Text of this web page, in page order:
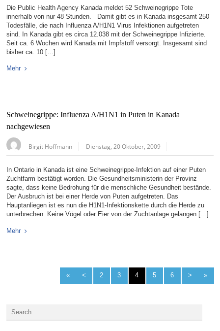
Die Public Health Agency Kanada meldet 52 Schweinegrippe Tote
innerhalb von nur 48 Stunden. Damit gibt es in Kanada insgesamt 250
Todesfälle, die nach Influenza A/H1N1 Virus Infektionen aufgetreten
sind. In Kanada gibt es circa 12.038 mit der Schweinegrippe Infizierte.
Seit ca. 6 Wochen wird Kanada mit Impfstoff versorgt. Insgesamt sind
bisher ca. 10 […]
Mehr
Schweinegrippe: Influenza A/H1N1 in Puten in Kanada
nachgewiesen
Birgit Hoffmann Dienstag, 20 Oktober, 2009
In Ontario in Kanada ist eine Schweinegrippe-Infektion auf einer Puten
Zuchtfarm bestätigt worden. Die Gesundheitsministerin der Provinz
sagte, dass keine Bedrohung für die menschliche Gesundheit bestände.
Der Ausbruch ist bei einer Herde von Puten aufgetreten. Das
Hauptanliegen ist es nun die H1N1-Infektionskette durch die Herde zu
unterbrechen. Keine Vögel oder Eier von der Zuchtanlage gelangen […]
Mehr
« < 2 3 4 5 6 > »